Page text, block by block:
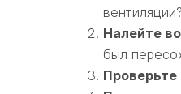
вентиляции?
Налейте
был